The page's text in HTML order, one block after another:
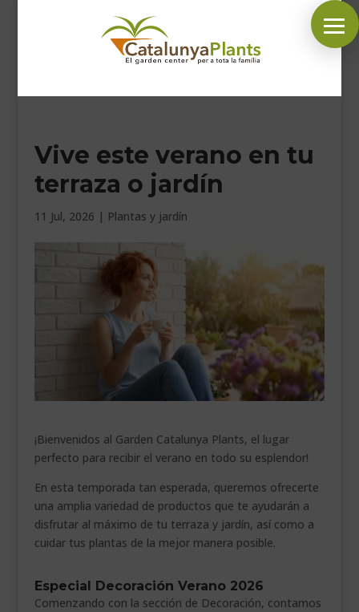
SÍGUENOS EN:
INICIO
PLANTAS
___________________________
Vive este verano en tu
terraza o jardín
11 Jul, 2026 | Plantas y jardín
¡Bienvenidos al Garden Catalunya Plants, el lugar
perfecto para recibir el verano en todo su esplendor!
En esta temporada tan esperada, queremos ofrecerte
una amplia variedad de productos que te ayudarán a
disfrutar al máximo de tu terraza y jardín, así como a
cuidar tus plantas de la mejor manera posible.
Especial Decoración Verano 2026
Comenzando con la sección de Decoración, contamos